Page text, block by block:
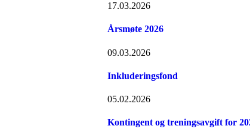
17.03.2026
Årsmøte 2026
09.03.2026
Inkluderingsfond
05.02.2026
Kontingent og treningsavgift for